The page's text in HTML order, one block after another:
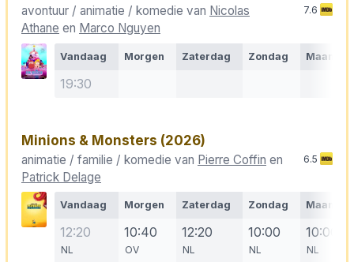
avontuur / animatie / komedie van Nicolas
Athane en Marco Nguyen
7.6
Vandaag Morgen Zaterdag Zondag Maandag
19:30
Minions & Monsters (2026)
animatie / familie / komedie van Pierre Coffin en
Patrick Delage
6.5
Vandaag Morgen Zaterdag Zondag Maandag
12:20
NL
10:40
OV
12:20
NL
10:00
NL
10:00
NL